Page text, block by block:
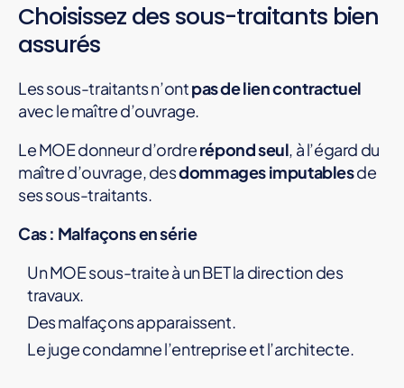
Choisissez des sous-traitants bien
assurés
Les sous-traitants n’ontpas de lien contractuel
avec le maître d’ouvrage.
Le MOE donneur d’ordrerépond seul, à l’égard du
maître d’ouvrage, desdommages imputablesde
ses sous-traitants.
Cas : Malfaçons en série
Un MOE sous-traite à un BET la direction des
travaux.
Des malfaçons apparaissent.
Le juge condamne l’entreprise et l’architecte.